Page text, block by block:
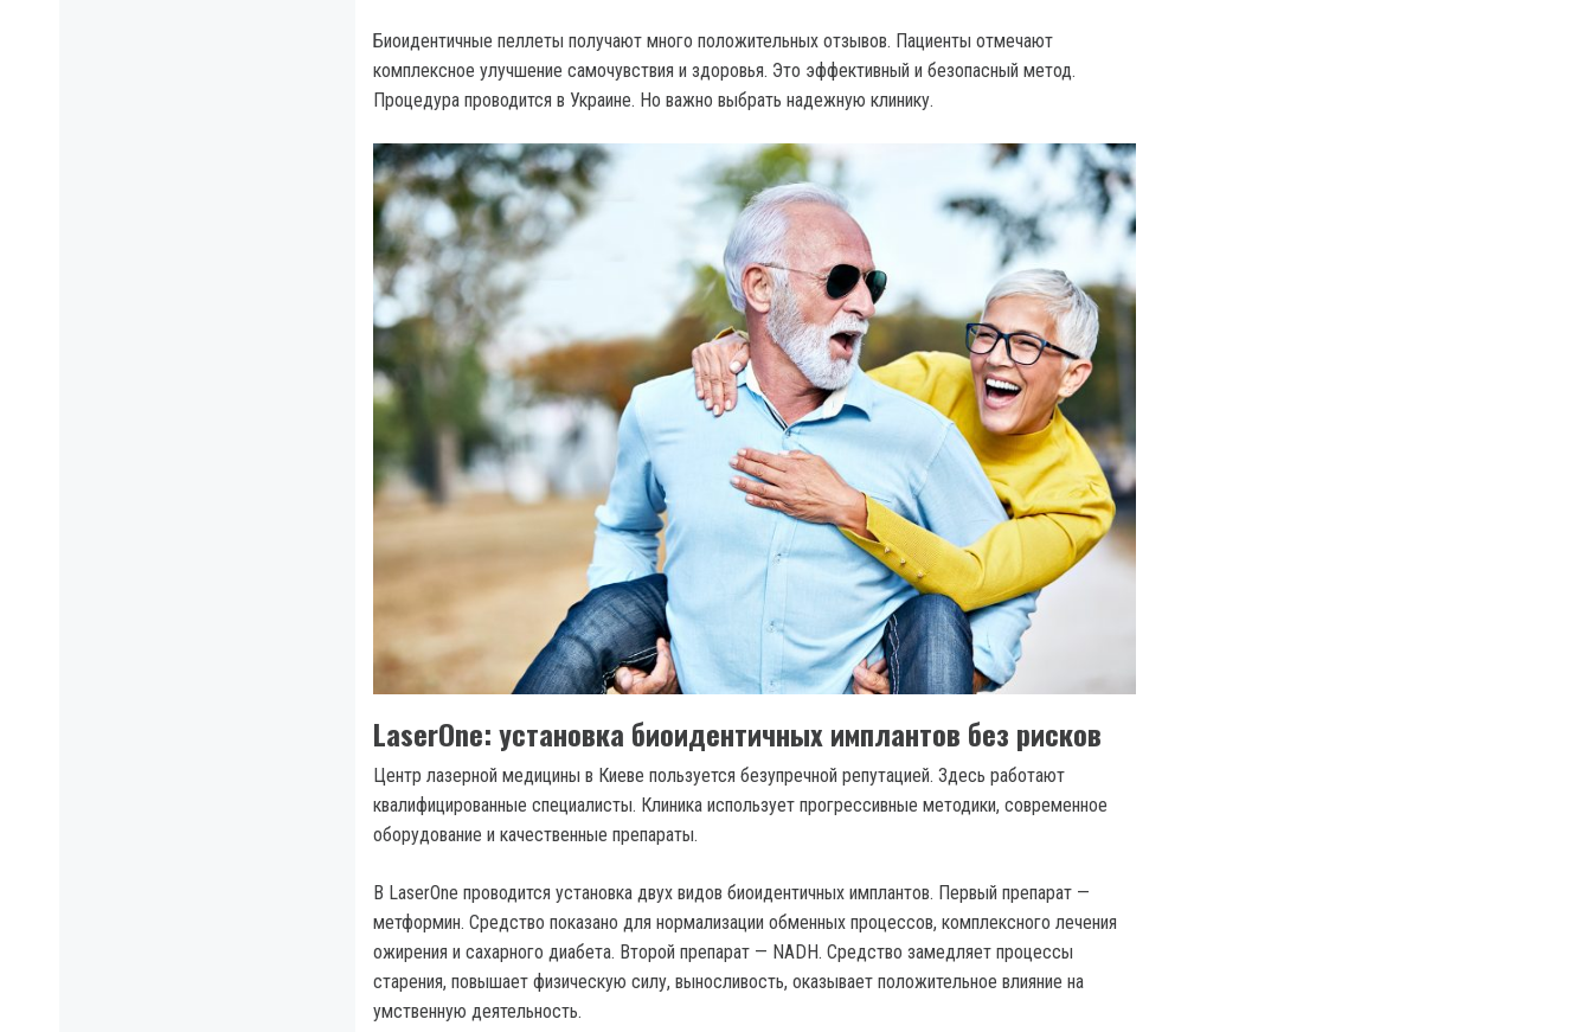
Биоидентичные пеллеты получают много положительных отзывов. Пациенты отмечают
комплексное улучшение самочувствия и здоровья. Это эффективный и безопасный метод.
Процедура проводится в Украине. Но важно выбрать надежную клинику.
LaserOne: установка биоидентичных имплантов без рисков
Центр лазерной медицины в Киеве пользуется безупречной репутацией. Здесь работают
квалифицированные специалисты. Клиника использует прогрессивные методики, современное
оборудование и качественные препараты.
В LaserOne проводится установка двух видов биоидентичных имплантов. Первый препарат —
метформин. Средство показано для нормализации обменных процессов, комплексного лечения
ожирения и сахарного диабета. Второй препарат — NADH. Средство замедляет процессы
старения, повышает физическую силу, выносливость, оказывает положительное влияние на
умственную деятельность.